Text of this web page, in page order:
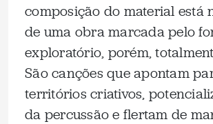
composição do material está
de uma obra marcada pelo
exploratório, porém,
São canções que apontam
territórios criativos,
da percussão e flertam de